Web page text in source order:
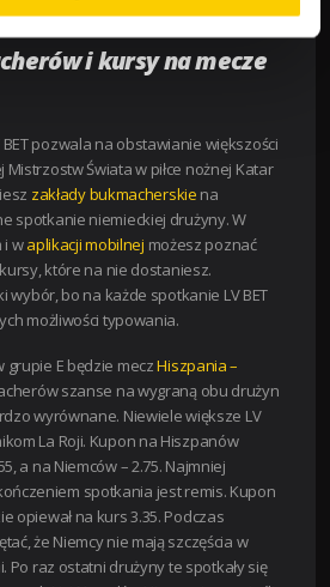
– 118 094 zł / 12 227 zł / 6 779 zł.
i kursy na mecze
pozwala na obstawianie większości
Świata w piłce nożnej Katar
zakłady bukmacherskie na
spotkanie niemieckiej drużyny. W
i waplikacji mobilnej możesz poznać
które na nie dostaniesz.
wybór, bo na każde spotkanie LV BET
możliwości typowania.
grupie E będzie meczHiszpania –
szanse na wygraną obu drużyn
wyrównane. Niewiele większe LV
La Roji. Kupon na Hiszpanów
a na Niemców – 2.75. Najmniej
spotkania jest remis. Kupon
opiewał na kurs 3.35. Podczas
że Niemcy nie mają szczęścia w
Po raz ostatni drużyny te spotkały się